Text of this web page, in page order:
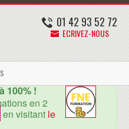
01 42 93 52 72
ECRIVEZ-NOUS
100% !
en 2
en visitant le